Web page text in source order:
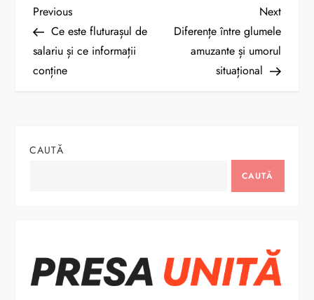
N
a
v
g
e
î
Previous
Post
Previous
Ce este fluturașul de
salariu și ce informații
conține
Next
Post
Next
Diferențe între glumele
amuzante și umorul
situațional
CAUTĂ
CAUTĂ